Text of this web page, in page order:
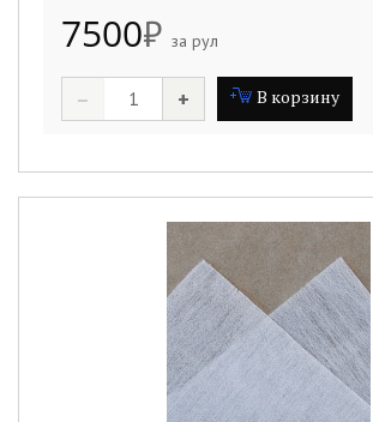
7500₽ за рул
– + В корзину